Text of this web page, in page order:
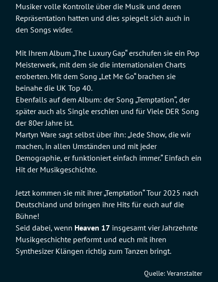
Musiker volle Kontrolle über die Musik und deren
Repräsentation hatten und dies spiegelt sich auch in
den Songs wider.
Mit Ihrem Album „The Luxury Gap“ erschufen sie ein Pop
Meisterwerk, mit dem sie die internationalen Charts
eroberten. Mit dem Song „Let Me Go“ brachen sie
beinahe die UK Top 40.
Ebenfalls auf dem Album: der Song „Temptation“, der
später auch als Single erschien und für Viele DER Song
der 80er Jahre ist.
Martyn Ware sagt selbst über ihn: „Jede Show, die wir
machen, in allen Umständen und mit jeder
Demographie, er funktioniert einfach immer.“ Einfach ein
Hit der Musikgeschichte.
Jetzt kommen sie mit ihrer „Temptation“ Tour 2025 nach
Deutschland und bringen ihre Hits für euch auf die
Bühne!
Seid dabei, wenn Heaven 17 insgesamt vier Jahrzehnte
Musikgeschichte performt und euch mit ihren
Synthesizer Klängen richtig zum Tanzen bringt.
Quelle: Veranstalter